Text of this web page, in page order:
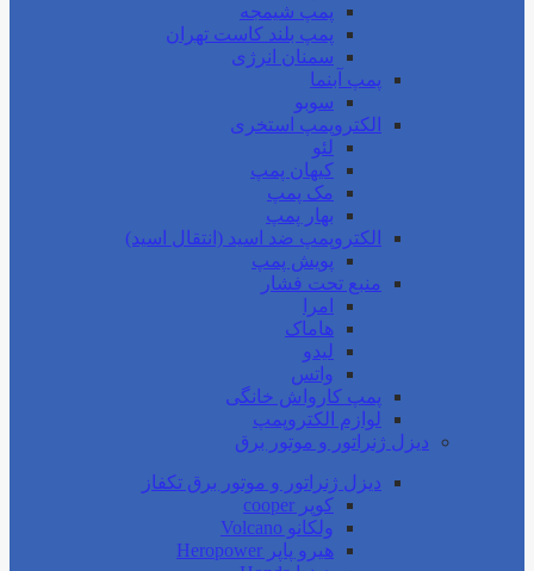
پمپ شیمجه
پمپ بلند کاست تهران
سمنان انرژی
پمپ آبنما
سوبو
الکتروپمپ استخری
لئو
کیهان پمپ
مک پمپ
بهار پمپ
الکتروپمپ ضد اسید (انتقال اسید)
پویش پمپ
منبع تحت فشار
امرا
هاماک
لیدو
واتس
پمپ کارواش خانگی
لوازم الکتروپمپ
دیزل ژنراتور و موتور برق
دیزل ژنراتور و موتور برق تکفاز
کوپر cooper
ولکانو Volcano
هیرو پاپر Heropower